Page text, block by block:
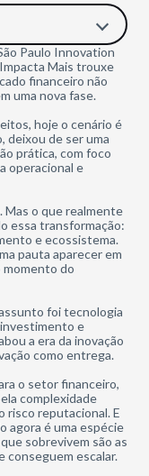
Paulo Innovation
Mais trouxe
financeiro não
uma nova fase.
hoje o cenário é
deixou de ser uma
prática, com foco
operacional e
Mas o que realmente
essa transformação:
e ecossistema.
pauta aparecer em
momento do
foi tecnologia
e
a era da inovação
como entrega.
o setor financeiro,
complexidade
risco reputacional. E
agora é uma espécie
sobrevivem são as
conseguem escalar.